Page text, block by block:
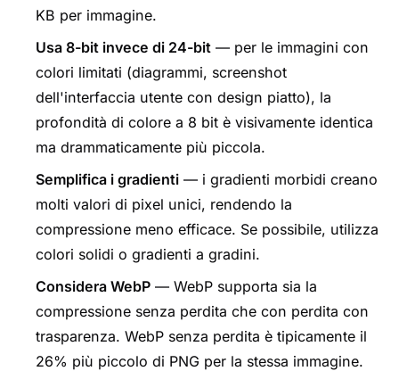
KB per immagine.
Usa 8-bit invece di 24-bit — per le immagini con
colori limitati (diagrammi, screenshot
dell'interfaccia utente con design piatto), la
profondità di colore a 8 bit è visivamente identica
ma drammaticamente più piccola.
Semplifica i gradienti — i gradienti morbidi creano
molti valori di pixel unici, rendendo la
compressione meno efficace. Se possibile, utilizza
colori solidi o gradienti a gradini.
Considera WebP — WebP supporta sia la
compressione senza perdita che con perdita con
trasparenza. WebP senza perdita è tipicamente il
26% più piccolo di PNG per la stessa immagine.